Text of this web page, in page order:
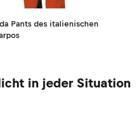
Pants des italienischen
in jeder Situation